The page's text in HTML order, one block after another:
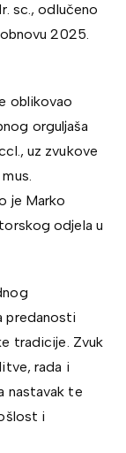
sc., odlučeno
2025.
oblikovao
orguljaša
uz zvukove
je Marko
odjela u
predanosti
tradicije. Zvuk
rada i
nastavak te
i